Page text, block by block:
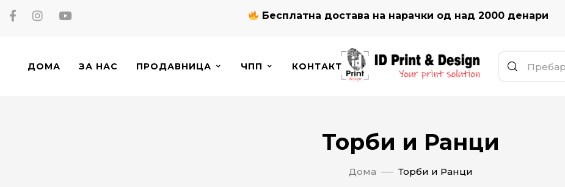
Бесплатна достава на нарачки од над 2000 денари
ДОМА ЗА НАС ПРОДАВНИЦА ЧПП КОНТАКТ
Торби и Ранци
Дома Торби и Ранци